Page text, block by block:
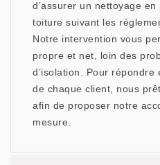
d’assurer un nettoyage
toiture suivant les
Notre intervention vous
propre et net, loin des
d’isolation. Pour
de chaque client, nous
afin de proposer notre
mesure.